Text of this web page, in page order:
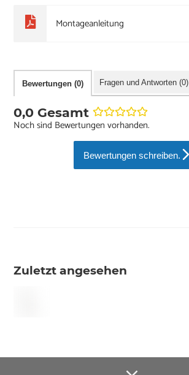
Montageanleitung
Bewertungen (0) Fragen und Antworten (0)
0,0 Gesamt
Noch sind Bewertungen vorhanden.
Bewertungen schreiben.
Zuletzt angesehen